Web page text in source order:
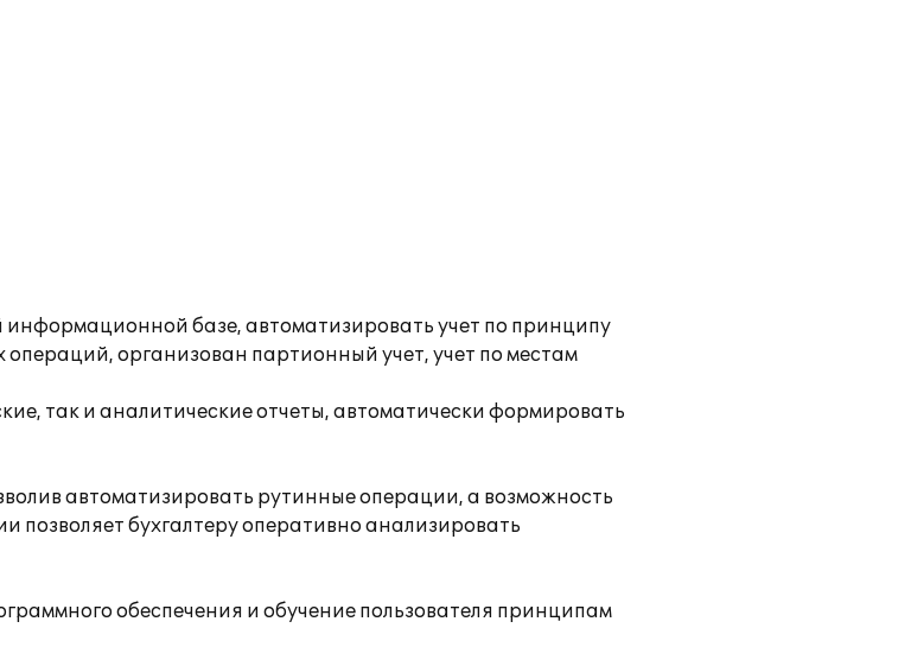
информационной базе, автоматизировать учет по принципу
организован партионный учет, учет по местам
так и аналитические отчеты, автоматически формировать
автоматизировать рутинные операции, а возможность
бухгалтеру оперативно анализировать
обеспечения и обучение пользователя принципам